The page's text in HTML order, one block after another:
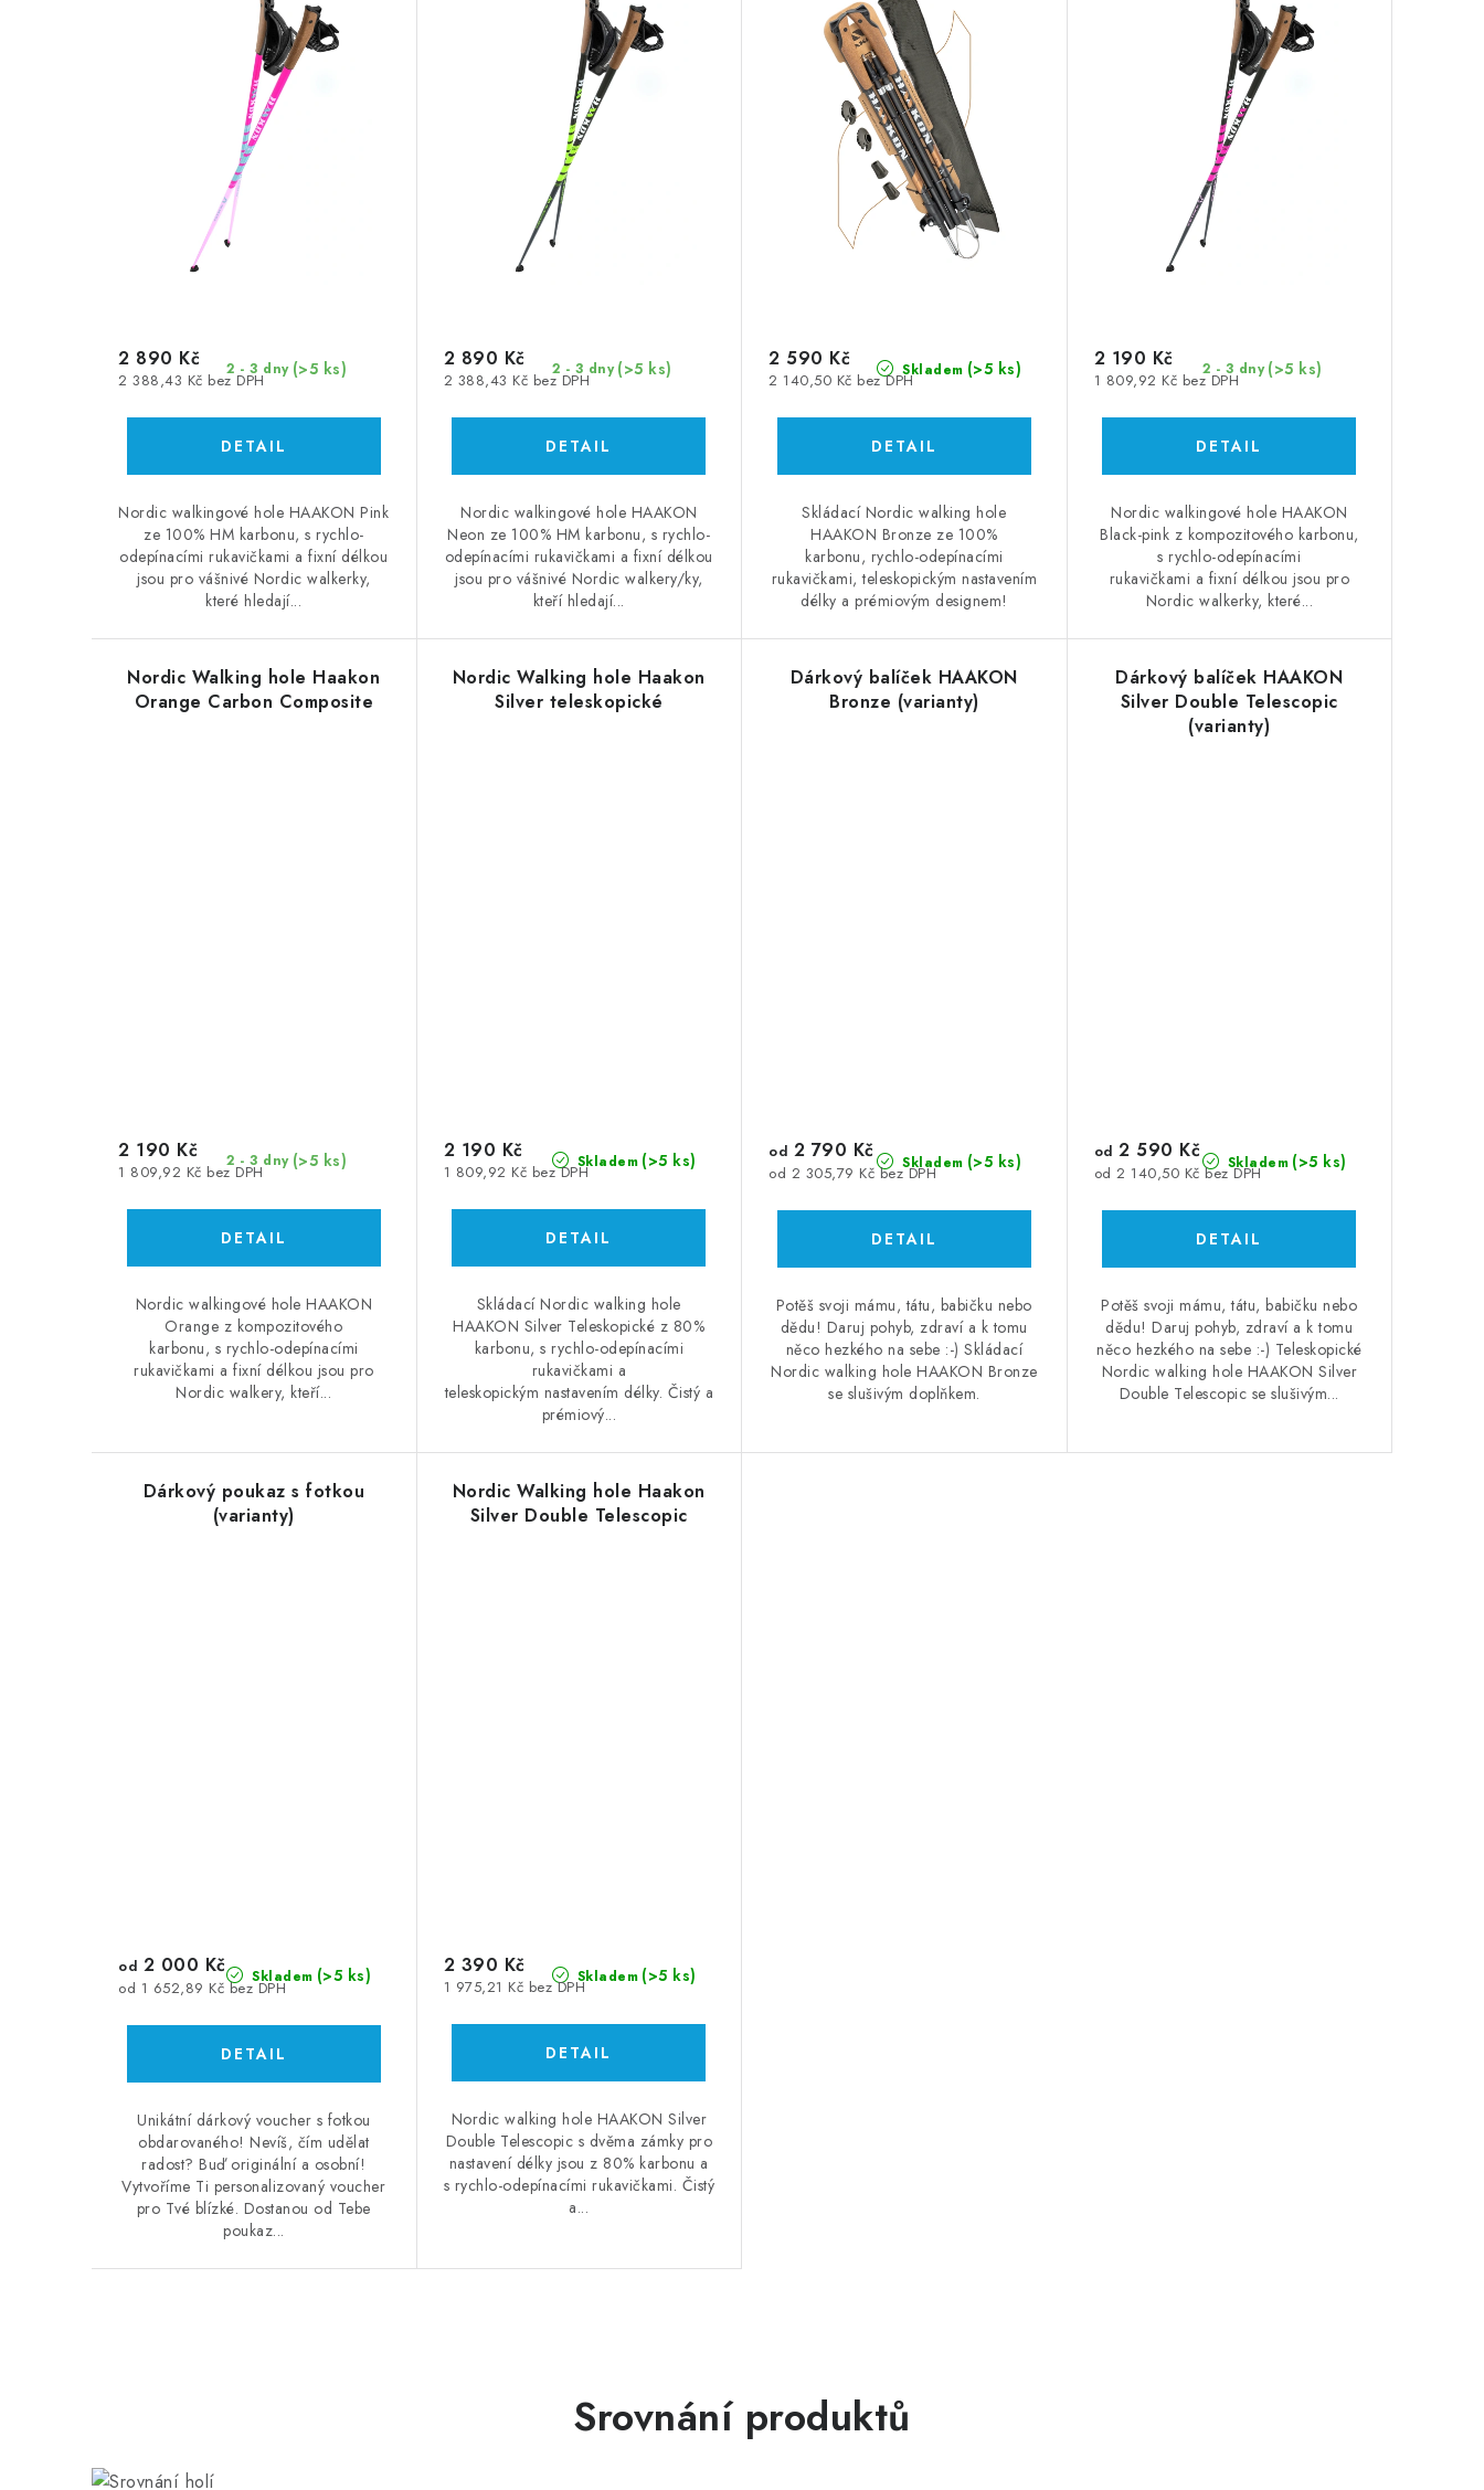
2 - 3 dny (>5 ks)
2 388,43 Kč bez DPH
2 890 Kč
Nordic walkingové hole HAAKON Pink
ze 100% HM karbonu, s rychlo-
odepínacími rukavičkami a fixní délkou
jsou pro vášnivé Nordic walkerky,
které hledají...
2 - 3 dny (>5 ks)
2 388,43 Kč bez DPH
2 890 Kč
Nordic walkingové hole HAAKON
Neon ze 100% HM karbonu, s rychlo-
odepínacími rukavičkami a fixní délkou
jsou pro vášnivé Nordic walkery/ky,
kteří hledají...
Skladem (>5 ks)
2 140,50 Kč bez DPH
2 590 Kč
Skládací Nordic walking hole
HAAKON Bronze ze 100%
karbonu, rychlo-odepínacími
rukavičkami, teleskopickým nastavením
délky a prémiovým designem!
2 - 3 dny (>5 ks)
1 809,92 Kč bez DPH
2 190 Kč
Nordic walkingové hole HAAKON
Black-pink z kompozitového karbonu,
s rychlo-odepínacími
rukavičkami a fixní délkou jsou pro
Nordic walkerky, které...
Nordic Walking hole Haakon
Orange Carbon Composite
2 - 3 dny (>5 ks)
1 809,92 Kč bez DPH
2 190 Kč
Nordic walkingové hole HAAKON
Orange z kompozitového
karbonu, s rychlo-odepínacími
rukavičkami a fixní délkou jsou pro
Nordic walkery, kteří...
Nordic Walking hole Haakon
Silver teleskopické
Skladem (>5 ks)
1 809,92 Kč bez DPH
2 190 Kč
Skládací Nordic walking hole
HAAKON Silver Teleskopické z 80%
karbonu, s rychlo-odepínacími
rukavičkami a
teleskopickým nastavením délky. Čistý a
prémiový...
Dárkový balíček HAAKON
Bronze (varianty)
Skladem (>5 ks)
od 2 305,79 Kč bez DPH
od 2 790 Kč
Potěš svoji mámu, tátu, babičku nebo
dědu! Daruj pohyb, zdraví a k tomu
něco hezkého na sebe :-) Skládací
Nordic walking hole HAAKON Bronze
se slušivým doplňkem.
Dárkový balíček HAAKON
Silver Double Telescopic
(varianty)
Skladem (>5 ks)
od 2 140,50 Kč bez DPH
od 2 590 Kč
Potěš svoji mámu, tátu, babičku nebo
dědu! Daruj pohyb, zdraví a k tomu
něco hezkého na sebe :-) Teleskopické
Nordic walking hole HAAKON Silver
Double Telescopic se slušivým...
Dárkový poukaz s fotkou
(varianty)
Skladem (>5 ks)
od 1 652,89 Kč bez DPH
od 2 000 Kč
Unikátní dárkový voucher s fotkou
obdarovaného! Nevíš, čím udělat
radost? Buď originální a osobní!
Vytvoříme Ti personalizovaný voucher
pro Tvé blízké. Dostanou od Tebe
poukaz...
Nordic Walking hole Haakon
Silver Double Telescopic
Skladem (>5 ks)
1 975,21 Kč bez DPH
2 390 Kč
Nordic walking hole HAAKON Silver
Double Telescopic s dvěma zámky pro
nastavení délky jsou z 80% karbonu a
s rychlo-odepínacími rukavičkami. Čistý
a...
á
Srovnání produktů